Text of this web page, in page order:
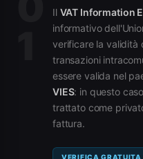
Il VAT Information
informativo
verificare la validità
transazioni
essere valida nel
VIES: in questo
trattato come
fattura.
VERIFICA GRATUITA